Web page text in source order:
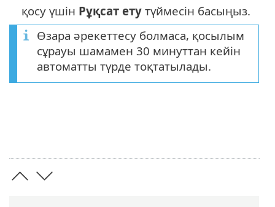
қосу үшін Рұқсат ету түймесін басыңыз.
Өзара әрекеттесу болмаса, қосылым
сұрауы шамамен 30 минуттан кейін
автоматты түрде тоқтатылады.